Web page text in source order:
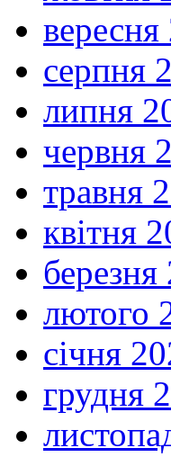
серпня
липня
червня
травня
квітня
лютого
січня
грудня